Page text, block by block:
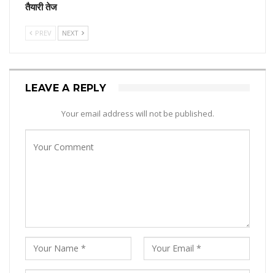
तैयारी तेज
PREV NEXT
LEAVE A REPLY
Your email address will not be published.